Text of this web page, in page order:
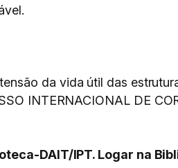
da vida útil das
INTERNACIONAL DE
DAIT/IPT. Logar na